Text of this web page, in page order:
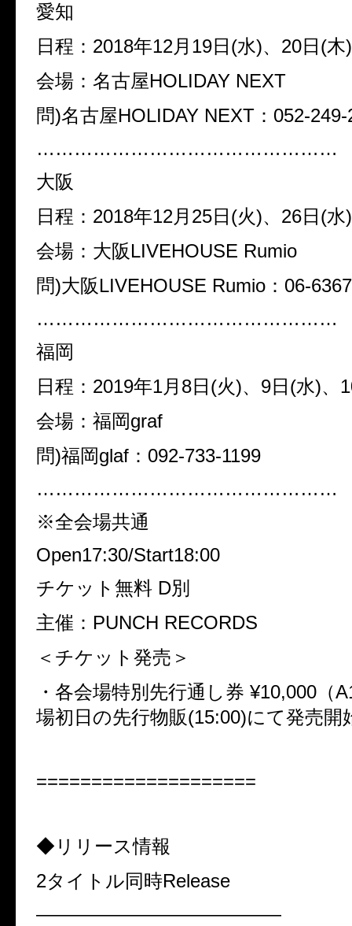
愛知
日程：2018年12月19日(水)、20日(
会場：名古屋HOLIDAY NEXT
問)名古屋HOLIDAY NEXT：052-249-
…………………………………………
大阪
日程：2018年12月25日(火)、26日(
会場：大阪LIVEHOUSE Rumio
問)大阪LIVEHOUSE Rumio：06-
…………………………………………
福岡
日程：2019年1月8日(火)、9日(水)、
会場：福岡graf
問)福岡glaf：092-733-1199
…………………………………………
※全会場共通
Open17:30/Start18:00
チケット無料 D別
主催：PUNCH RECORDS
＜チケット発売＞
・各会場特別先行通し券 ¥10,000（
場初日の先行物販(15:00)にて発売開
====================
◆リリース情報
2タイトル同時Release
—————————————